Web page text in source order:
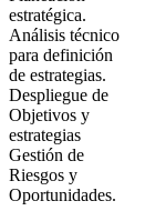
estratégica.
Análisis técnico
para definición
de estrategias.
Despliegue de
Objetivos y
estrategias
Gestión de
Riesgos y
Oportunidades.